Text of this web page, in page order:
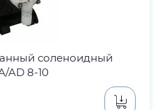
соленоидный
AD 8-10